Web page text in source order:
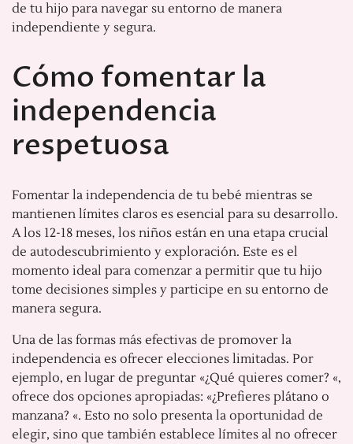
de tu hijo para navegar su entorno de manera
independiente y segura.
Cómo fomentar la
independencia
respetuosa
Fomentar la independencia de tu bebé mientras se
mantienen límites claros es esencial para su desarrollo.
A los 12-18 meses, los niños están en una etapa crucial
de autodescubrimiento y exploración. Este es el
momento ideal para comenzar a permitir que tu hijo
tome decisiones simples y participe en su entorno de
manera segura.
Una de las formas más efectivas de promover la
independencia es ofrecer elecciones limitadas. Por
ejemplo, en lugar de preguntar «¿Qué quieres comer? «,
ofrece dos opciones apropiadas: «¿Prefieres plátano o
manzana? «. Esto no solo presenta la oportunidad de
elegir, sino que también establece límites al no ofrecer